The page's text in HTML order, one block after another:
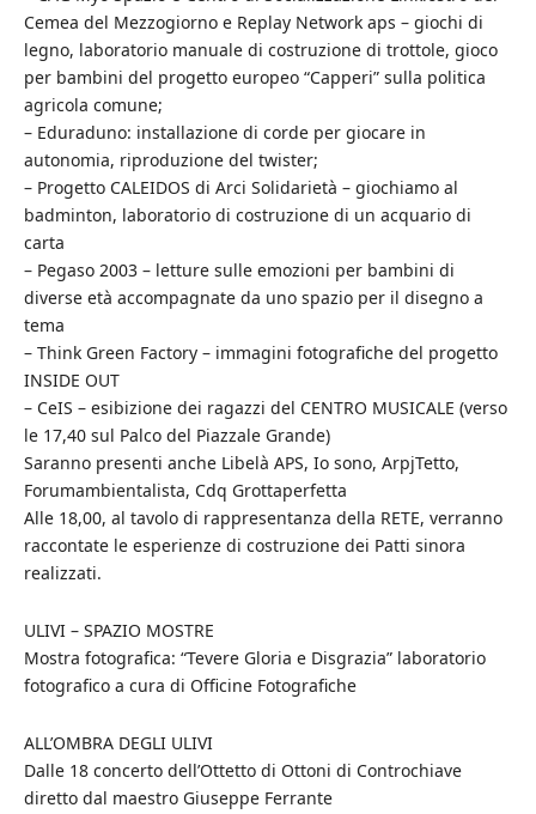
Cemea del Mezzogiorno e Replay Network aps – giochi di
legno, laboratorio manuale di costruzione di trottole, gioco
per bambini del progetto europeo “Capperi” sulla politica
agricola comune;
– Eduraduno: installazione di corde per giocare in
autonomia, riproduzione del twister;
– Progetto CALEIDOS di Arci Solidarietà – giochiamo al
badminton, laboratorio di costruzione di un acquario di
carta
– Pegaso 2003 – letture sulle emozioni per bambini di
diverse età accompagnate da uno spazio per il disegno a
tema
– Think Green Factory – immagini fotografiche del progetto
INSIDE OUT
– CeIS – esibizione dei ragazzi del CENTRO MUSICALE (verso
le 17,40 sul Palco del Piazzale Grande)
Saranno presenti anche Libelà APS, Io sono, ArpjTetto,
Forumambientalista, Cdq Grottaperfetta
Alle 18,00, al tavolo di rappresentanza della RETE, verranno
raccontate le esperienze di costruzione dei Patti sinora
realizzati.
ULIVI – SPAZIO MOSTRE
Mostra fotografica: “Tevere Gloria e Disgrazia” laboratorio
fotografico a cura di Officine Fotografiche
ALL’OMBRA DEGLI ULIVI
Dalle 18 concerto dell’Ottetto di Ottoni di Controchiave
diretto dal maestro Giuseppe Ferrante